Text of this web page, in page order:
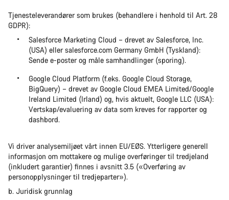
Tjenesteleverandører som brukes (behandlere i henhold til Art. 28
GDPR):
Salesforce Marketing Cloud – drevet av Salesforce, Inc.
(USA) eller salesforce.com Germany GmbH (Tyskland):
Sende e-poster og måle samhandlinger (sporing).
Google Cloud Platform (f.eks. Google Cloud Storage,
BigQuery) – drevet av Google Cloud EMEA Limited/Google
Ireland Limited (Irland) og, hvis aktuelt, Google LLC (USA):
Vertskap/evaluering av data som kreves for rapporter og
dashbord.
Vi driver analysemiljøet vårt innen EU/EØS. Ytterligere generell
informasjon om mottakere og mulige overføringer til tredjeland
(inkludert garantier) finnes i avsnitt 3.5 («Overføring av
personopplysninger til tredjeparter»).
b. Juridisk grunnlag